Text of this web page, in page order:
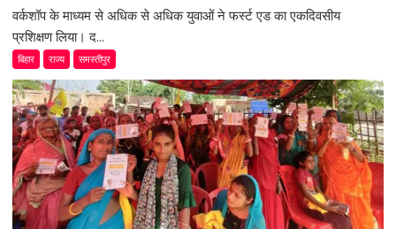
वर्कशॉप के माध्यम से अधिक से अधिक युवाओं ने फर्स्ट एड का एकदिवसीय
प्रशिक्षण लिया। द...
बिहार राज्य समस्तीपुर